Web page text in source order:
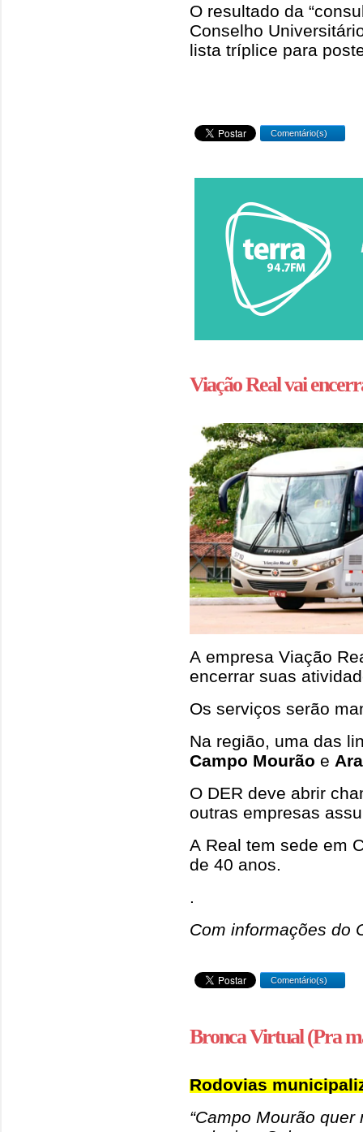
O resultado da
Conselho
lista tríplice para
Comentário(s)
Viação Real vai
A empresa Viação
encerrar suas
Os serviços serão
Na região, uma das
Campo Mourão e
O DER deve abrir
outras empresas
A Real tem sede em
de 40 anos.
.
Com informações do
Comentário(s)
Bronca Virtual (Pra
Rodovias
“Campo Mourão